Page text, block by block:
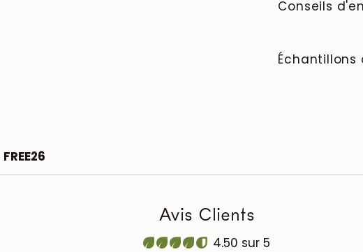
Conseils
tout contact
Échantillons
FREE26
Avis Clients
4.50 sur 5